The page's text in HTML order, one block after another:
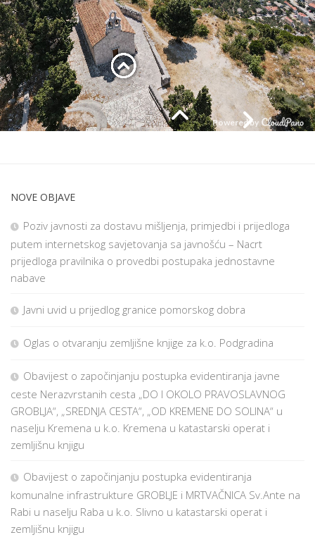
NOVE OBJAVE
Poziv javnosti za dostavu mišljenja, primjedbi i prijedloga
putem internetskog savjetovanja sa javnošću – Nacrt
prijedloga pravilnika o provedbi postupaka jednostavne
nabave
Javni uvid u prijedlog granice pomorskog dobra
Oglas o otvaranju zemljišne knjige za k.o. Podgradina
Obavijest o započinjanju postupka evidentiranja javne
ceste Nerazvrstanih cesta „DO I OKOLO PRAVOSLAVNOG
GROBLJA“, „SREDNJA CESTA“, „OD KREMENE DO SOLINA“ u
naselju Kremena u k.o. Kremena u katastarski operat i
zemljišnu knjigu
Obavijest o započinjanju postupka evidentiranja
komunalne infrastrukture GROBLJE i MRTVAČNICA Sv.Ante na
Rabi u naselju Raba u k.o. Slivno u katastarski operat i
zemljišnu knjigu